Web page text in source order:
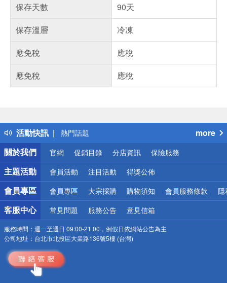
保存天數
90天
保存溫層
冷凍
應免稅
應稅
應免稅
應稅
活動快訊
得獎公告
熱門話題
銀行優惠
偏遠地區配送
詐騙網頁！請小心！
more
關於我們
官網 促銷目錄 分店資訊 保險服務
主題活動 會員活動 注目活動 得獎公佈
會員專區 會員專區 大宗採購 購物須知 會員服務條款 隱
客服中心 常見問題 服務公告 意見信箱
服務時間： 週一至週日 09:00-21:00，例假日依網站公告為主
公司地址： 台北市北投區大業路136號5樓 (台灣)